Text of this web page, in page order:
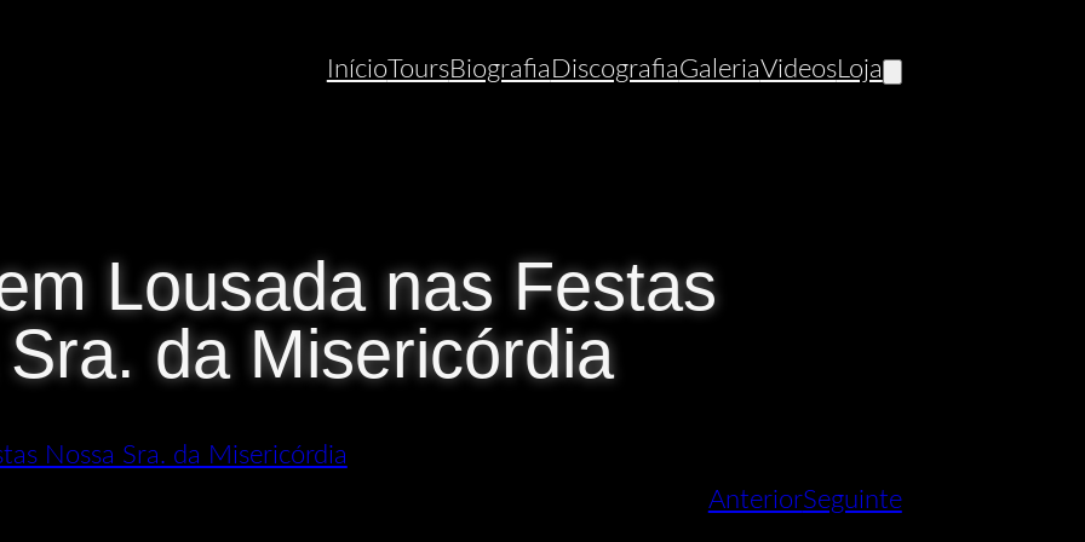
InícioToursBiografia DiscografiaGaleriaVideosLoja
Lousada nas Festas
da Misericórdia
Nossa Sra. da Misericórdia
AnteriorSeguinte